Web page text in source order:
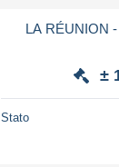
LA RÉUNION
±
Stato